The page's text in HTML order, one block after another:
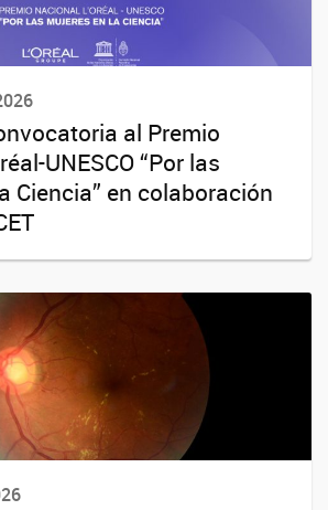
al Premio
UNESCO “Por las
Ciencia” en colaboración